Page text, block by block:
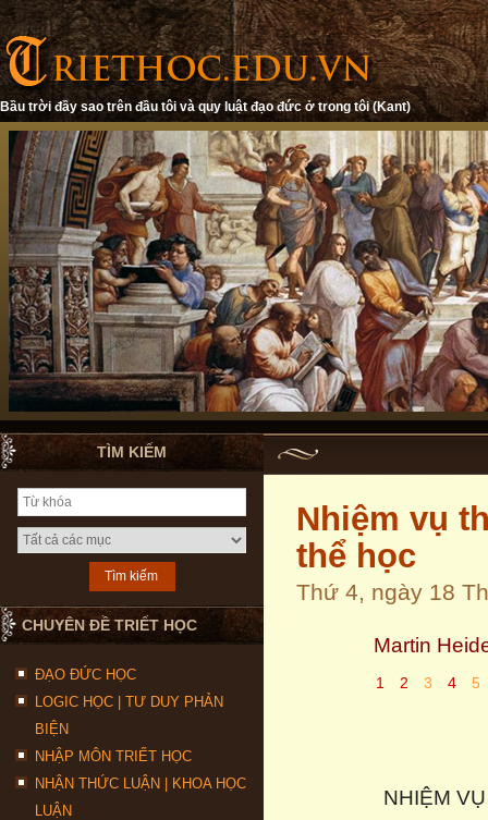
Bầu trời đầy sao trên đầu tôi và quy luật đạo đức ở trong tôi (Kant)
TÌM KIẾM
CHUYÊN ĐỀ TRIẾT HỌC
ĐẠO ĐỨC HỌC
LOGIC HỌC | TƯ DUY PHẢN
BIỆN
NHẬP MÔN TRIẾT HỌC
NHẬN THỨC LUẬN | KHOA HỌC
LUẬN
Nhiệm vụ
thể học
Thứ 4, ngày 18
Martin
1 2 3 4 5
NHIỆM